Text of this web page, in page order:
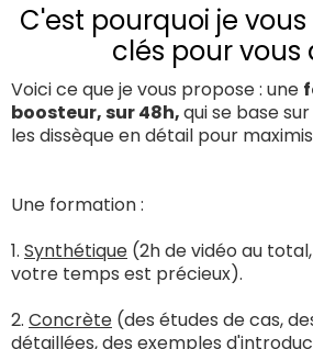
C'est pourquoi je
clés pour vous
Voici ce que je vous propose : une
boosteur, sur 48h,qui se base
les dissèque en détail pour
Une formation :
1. Synthétique (2h de vidéo au
votre temps est précieux).
2. Concrète (des études de cas,
détaillées, des exemples